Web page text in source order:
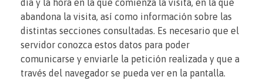
día y la hora en la que comienza la visita, en la que
abandona la visita, así como información sobre las
distintas secciones consultadas. Es necesario que el
servidor conozca estos datos para poder
comunicarse y enviarle la petición realizada y que a
través del navegador se pueda ver en la pantalla.